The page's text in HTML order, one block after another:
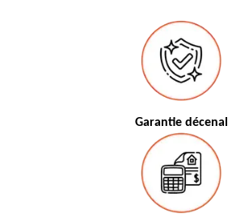
Garantie décenal